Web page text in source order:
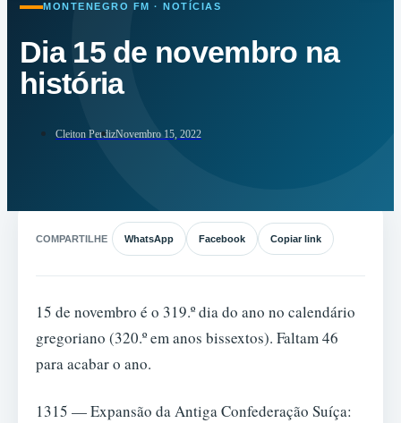
MONTENEGRO FM · NOTÍCIAS
Dia 15 de novembro na
história
Cleiton PerdizNovembro 15, 2022
COMPARTILHE WhatsApp Facebook Copiar link
15 de novembro é o 319.º dia do ano no calendário
gregoriano (320.º em anos bissextos). Faltam 46
para acabar o ano.
1315 — Expansão da Antiga Confederação Suíça: